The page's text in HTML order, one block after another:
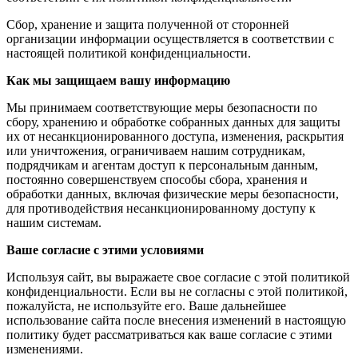
Сбор, хранение и защита полученной от сторонней
организации информации осуществляется в соответствии с
настоящей политикой конфиденциальности.
Как мы защищаем вашу информацию
Мы принимаем соответствующие меры безопасности по
сбору, хранению и обработке собранных данных для защиты
их от несанкционированного доступа, изменения, раскрытия
или уничтожения, ограничиваем нашим сотрудникам,
подрядчикам и агентам доступ к персональным данным,
постоянно совершенствуем способы сбора, хранения и
обработки данных, включая физические меры безопасности,
для противодействия несанкционированному доступу к
нашим системам.
Ваше согласие с этими условиями
Используя сайт, вы выражаете свое согласие с этой политикой
конфиденциальности. Если вы не согласны с этой политикой,
пожалуйста, не используйте его. Ваше дальнейшее
использование сайта после внесения изменений в настоящую
политику будет рассматриваться как ваше согласие с этими
изменениями.